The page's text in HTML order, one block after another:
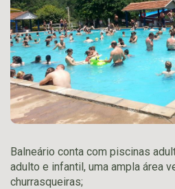
Balneário conta com piscinas
adulto e infantil, uma ampla área
churrasqueiras;